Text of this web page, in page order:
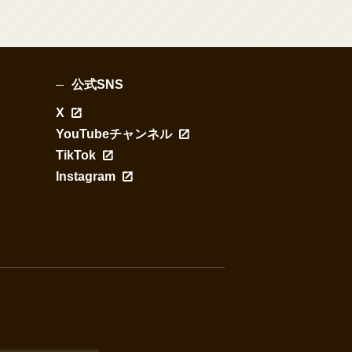
公式SNS
X
YouTubeチャンネル
TikTok
Instagram